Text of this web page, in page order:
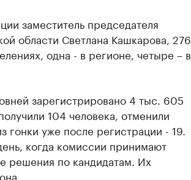
заместитель председателя
области Светлана Кашкарова, 276
одна - в регионе, четыре – в
зарегистрировано 4 тыс. 605
104 человека, отменили
уже после регистрации - 19.
когда комиссии принимают
решения по кандидатам. Их